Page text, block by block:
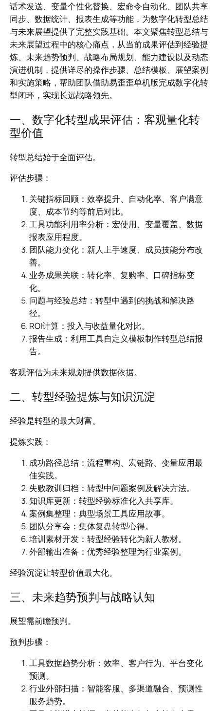
话术发送、变量个性化替换、宏命令自动化、团队共享
同步、数据统计、报表生成等功能，为数字化转型总结
与未来展望提供了完整实践基础。本文聚焦转型总结与
未来展望过程中的核心痛点，从当前成果评估到经验提
炼、未来趋势预判、战略布局规划、能力建设以及动态
演进机制，提供详尽的操作步骤、总结模板、展望案例
和实施策略，帮助团队借助易歪歪单机版完成数字化转
型闭环，实现长远战略领先。
一、数字化转型成果评估：客观量化转
型价值
转型总结始于全面评估。
评估步骤：
关键指标回顾：效率提升、自动化率、客户满意
度、成本节约等前后对比。
工具功能利用率分析：宏使用、变量覆盖、数据
报表应用程度。
团队能力变化：新人上手速度、成员技能分布改
善。
业务成果关联：转化率、复购率、口碑指标变
化。
问题与经验总结：转型中遇到的挑战和解决路
径。
ROI计算：投入与收益量化对比。
报告生成：利用工具自定义模板制作转型总结报
告。
客观评估为未来规划提供数据依据。
二、转型经验提炼与知识沉淀
经验是转型的最大财富。
提炼实践：
成功路径总结：流程重构、宏链路、变量应用最
佳实践。
失败教训归档：转型中问题案例及解决方法。
知识库更新：转型经验标准化入共享库。
案例集整理：典型场景工具应用故事。
团队分享会：集体复盘转型心得。
培训素材开发：转型经验转化为新人教材。
外部输出准备：优秀经验整理为行业案例。
经验沉淀让转型价值最大化。
三、未来趋势预判与战略认知
展望需前瞻预判。
预判步骤：
工具数据趋势分析：效率、客户行为、平台变化
预测。
行业外部扫描：智能客服、多渠道融合、预测性
服务趋势。